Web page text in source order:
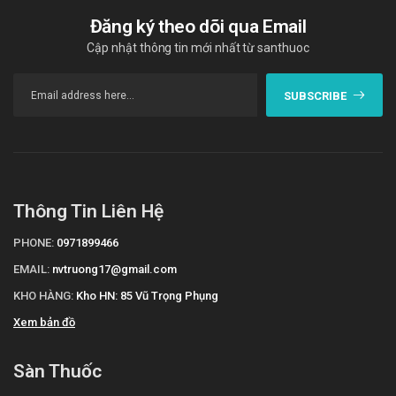
Đăng ký theo dõi qua Email
Cập nhật thông tin mới nhất từ santhuoc
SUBSCRIBE
Thông Tin Liên Hệ
PHONE: 0971899466
EMAIL: nvtruong17@gmail.com
KHO HÀNG: Kho HN: 85 Vũ Trọng Phụng
Xem bản đồ
Sàn Thuốc